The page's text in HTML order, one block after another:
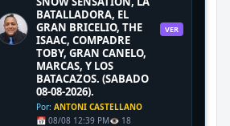
BATALLADORA, EL
GRAN BRICELIO, THE
ISAAC, COMPADRE
TOBY, GRAN CANELO,
MARCAS, Y LOS
BATACAZOS. (SABADO
08-08-2026).
Por: ANTONI CASTELLANO
📅 08/08 12:39 PM👁️ 18
VER